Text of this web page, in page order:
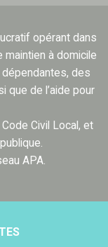
opérant dans
maintien à domicile
des
que de l’aide pour
Civil Local, et
APA.